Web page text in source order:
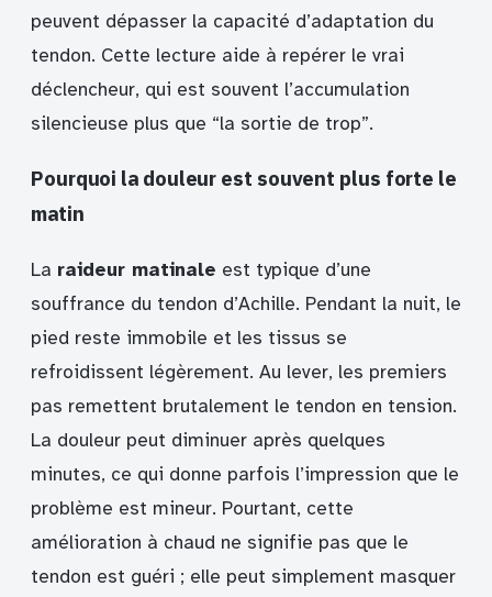
peuvent dépasser la capacité d’adaptation du
tendon. Cette lecture aide à repérer le vrai
déclencheur, qui est souvent l’accumulation
silencieuse plus que “la sortie de trop”.
Pourquoi la douleur est souvent plus forte le
matin
La raideur matinale est typique d’une
souffrance du tendon d’Achille. Pendant la nuit, le
pied reste immobile et les tissus se
refroidissent légèrement. Au lever, les premiers
pas remettent brutalement le tendon en tension.
La douleur peut diminuer après quelques
minutes, ce qui donne parfois l’impression que le
problème est mineur. Pourtant, cette
amélioration à chaud ne signifie pas que le
tendon est guéri ; elle peut simplement masquer